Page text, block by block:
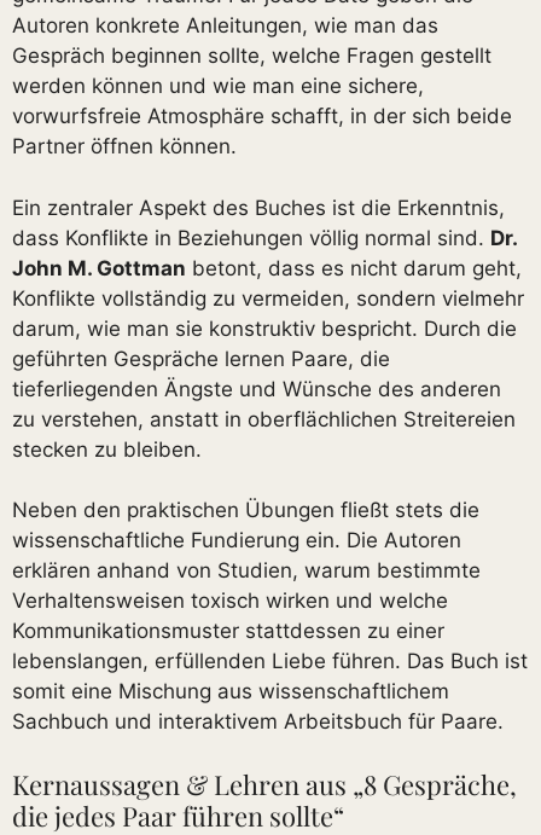
Autoren konkrete Anleitungen, wie man das
Gespräch beginnen sollte, welche Fragen gestellt
werden können und wie man eine sichere,
vorwurfsfreie Atmosphäre schafft, in der sich beide
Partner öffnen können.
Ein zentraler Aspekt des Buches ist die Erkenntnis,
dass Konflikte in Beziehungen völlig normal sind. Dr.
John M. Gottman betont, dass es nicht darum geht,
Konflikte vollständig zu vermeiden, sondern vielmehr
darum, wie man sie konstruktiv bespricht. Durch die
geführten Gespräche lernen Paare, die
tieferliegenden Ängste und Wünsche des anderen
zu verstehen, anstatt in oberflächlichen Streitereien
stecken zu bleiben.
Neben den praktischen Übungen fließt stets die
wissenschaftliche Fundierung ein. Die Autoren
erklären anhand von Studien, warum bestimmte
Verhaltensweisen toxisch wirken und welche
Kommunikationsmuster stattdessen zu einer
lebenslangen, erfüllenden Liebe führen. Das Buch ist
somit eine Mischung aus wissenschaftlichem
Sachbuch und interaktivem Arbeitsbuch für Paare.
Kernaussagen & Lehren aus „8 Gespräche,
die jedes Paar führen sollte“